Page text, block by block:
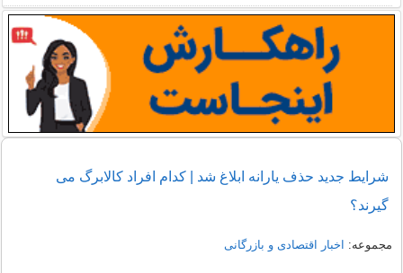
شرایط جدید حذف یارانه ابلاغ شد | کدام افراد کالابرگ می
گیرند؟
مجموعه: اخبار اقتصادی و بازرگانی